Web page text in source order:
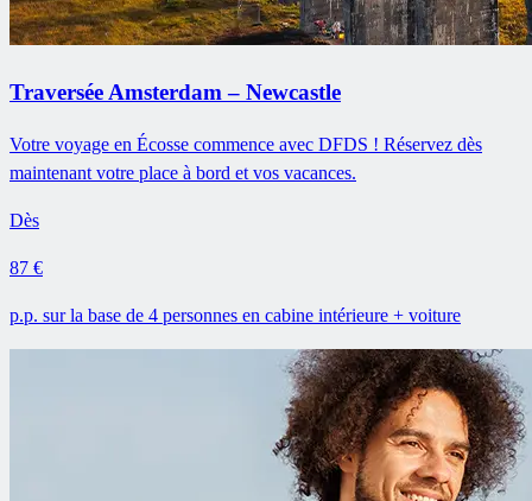
Traversée Amsterdam – Newcastle
Votre voyage en Écosse commence avec DFDS ! Réservez dès
maintenant votre place à bord et vos vacances.
Dès
87 €
p.p. sur la base de 4 personnes en cabine intérieure + voiture